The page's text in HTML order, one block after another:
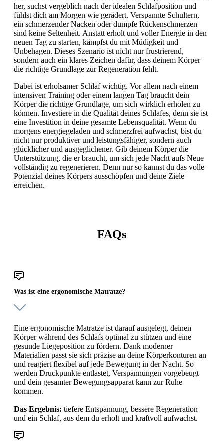
her, suchst vergeblich nach der idealen Schlafposition und
fühlst dich am Morgen wie gerädert. Verspannte Schultern,
ein schmerzender Nacken oder dumpfe Rückenschmerzen
sind keine Seltenheit. Anstatt erholt und voller Energie in den
neuen Tag zu starten, kämpfst du mit Müdigkeit und
Unbehagen. Dieses Szenario ist nicht nur frustrierend,
sondern auch ein klares Zeichen dafür, dass deinem Körper
die richtige Grundlage zur Regeneration fehlt.
Dabei ist erholsamer Schlaf wichtig. Vor allem nach einem
intensiven Training oder einem langen Tag braucht dein
Körper die richtige Grundlage, um sich wirklich erholen zu
können. Investiere in die Qualität deines Schlafes, denn sie ist
eine Investition in deine gesamte Lebensqualität. Wenn du
morgens energiegeladen und schmerzfrei aufwachst, bist du
nicht nur produktiver und leistungsfähiger, sondern auch
glücklicher und ausgeglichener. Gib deinem Körper die
Unterstützung, die er braucht, um sich jede Nacht aufs Neue
vollständig zu regenerieren. Denn nur so kannst du das volle
Potenzial deines Körpers ausschöpfen und deine Ziele
erreichen.
FAQs
Was ist eine ergonomische Matratze?
Eine ergonomische Matratze ist darauf ausgelegt, deinen
Körper während des Schlafs optimal zu stützen und eine
gesunde Liegeposition zu fördern. Dank moderner
Materialien passt sie sich präzise an deine Körperkonturen an
und reagiert flexibel auf jede Bewegung in der Nacht. So
werden Druckpunkte entlastet, Verspannungen vorgebeugt
und dein gesamter Bewegungsapparat kann zur Ruhe
kommen.
Das Ergebnis: tiefere Entspannung, bessere Regeneration
und ein Schlaf, aus dem du erholt und kraftvoll aufwachst.